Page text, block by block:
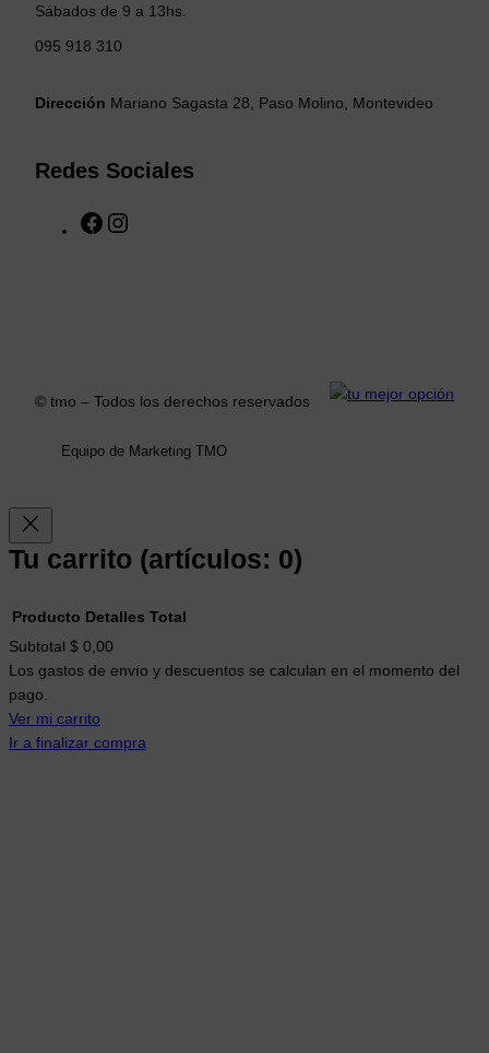
Sábados de 9 a 13hs.
095 918 310
Dirección Mariano Sagasta 28, Paso Molino, Montevideo
Redes Sociales
F
© tmo – Todos los derechos reservados
Equipo de Marketing TMO
Tu carrito (artículos: 0)
Productos
del
carrito
Producto Detalles Total
Subtotal $ 0,00
Los gastos de envío y descuentos se calculan en el momento del
pago.
Ver mi carrito
Ir a finalizar compra